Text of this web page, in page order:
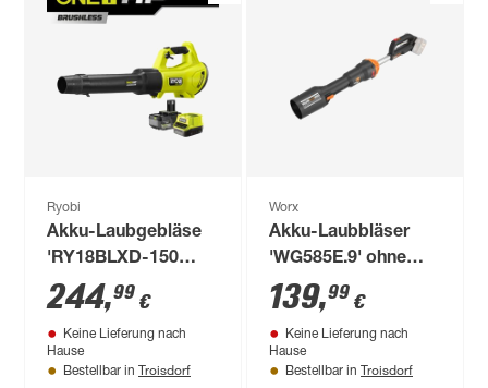
Ryobi
Akku-Laubgebläse
'RY18BLXD-150
ONE+ HP Whisper™
Brushless' 18 V mit
Akku und Ladegerät
244,99 €
Keine Lieferung nach
Hause
Bestellbar in Troisdorf
Worx
Akku-Laubbläser
'WG585E.9' ohne
Akku
139,99 €
Keine Lieferung nach
Hause
Bestellbar in Troisdorf